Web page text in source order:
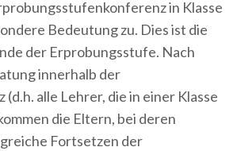
in Klasse
Bedeutung zu. Dies ist die
der Erprobungsstufe. Nach
innerhalb der
(d.h. alle Lehrer, die in einer Klasse
die Eltern, bei deren
Fortsetzen der